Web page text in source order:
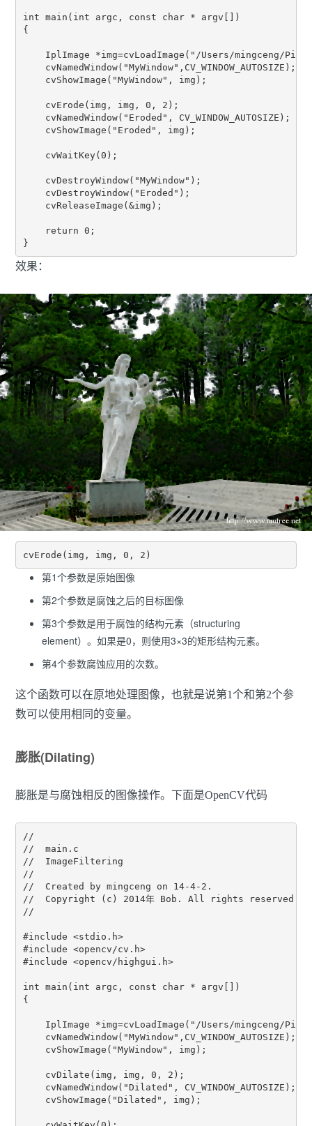
int main(int argc, const char * argv[])
{
IplImage *img=cvLoadImage("/Users/mingceng/
    cvNamedWindow("MyWindow",CV_WINDOW_AUTOSIZE);
    cvShowImage("MyWindow", img);
    cvErode(img, img, 0, 2);
    cvNamedWindow("Eroded", CV_WINDOW_AUTOSIZE);
    cvShowImage("Eroded", img);
    cvWaitKey(0);
    cvDestroyWindow("MyWindow");
    cvDestroyWindow("Eroded");
    cvReleaseImage(&img);
    return 0;
}
效果：
cvErode(img, img, 0, 2)
第1个参数是原始图像
第2个参数是腐蚀之后的目标图像
第3个参数是用于腐蚀的结构元素（structuring
element）。如果是0，则使用3×3的矩形结构元素。
第4个参数腐蚀应用的次数。
这个函数可以在原地处理图像，也就是说第1个和第2个参
数可以使用相同的变量。
膨胀(Dilating)
膨胀是与腐蚀相反的图像操作。下面是OpenCV代码
//
//  main.c
//  ImageFiltering
//
//  Created by mingceng on 14-4-2.
//  Copyright (c) 2014年 Bob. All rights reserved.
//
#include <stdio.h>
#include <opencv/cv.h>
#include <opencv/highgui.h>
int main(int argc, const char * argv[])
{
IplImage *img=cvLoadImage("/Users/mingceng/
    cvNamedWindow("MyWindow",CV_WINDOW_AUTOSIZE);
    cvShowImage("MyWindow", img);
    cvDilate(img, img, 0, 2);
    cvNamedWindow("Dilated", CV_WINDOW_AUTOSIZE);
    cvShowImage("Dilated", img);